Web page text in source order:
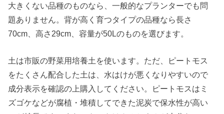
大きくない品種のものなら、一般的なプランターでも問
題ありません。背が高く育つタイプの品種なら長さ
70cm、高さ29cm、容量が50Lのものを選びます。
土は市販の野菜用培養土を使います。ただ、ピートモス
をたくさん配合した土は、水はけが悪くなりやすいので
成分表示を確認の上購入してください。ピートモスはミ
ズゴケなどが腐植・堆積してできた泥炭で保水性が高い